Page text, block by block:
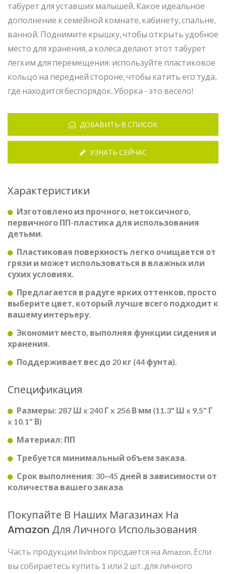
табурет для уставших малышей. Какое идеальное
дополнение к семейной комнате, кабинету, спальне,
ванной. Поднимите крышку, чтобы открыть удобное
место для хранения, а колеса делают этот табурет
легким для перемещения: используйте пластиковое
кольцо на передней стороне, чтобы катить его туда,
где находится беспорядок. Уборка - это весело!
ДОБАВИТЬ В СПИСОК
УЗНАТЬ СЕЙЧАС
Характеристики
Изготовлено из прочного, нетоксичного,
первичного ПП-пластика для использования
детьми.
Пластиковая поверхность легко очищается от
грязи и может использоваться в влажных или
сухих условиях.
Предлагается в радуге ярких оттенков, просто
выберите цвет, который лучше всего подходит к
вашему интерьеру.
Экономит место, выполняя функции сидения и
хранения.
Поддерживает вес до 20 кг (44 фунта).
Спецификация
Размеры: 287 Ш x 240 Г x 256 В мм (11.3" Ш x 9.5" Г
x 10.1" В)
Материал: ПП
Требуется минимальный объем заказа.
Срок выполнения: 30~45 дней в зависимости от
количества вашего заказа
Покупайте В Наших Магазинах На
Amazon Для Личного Использования
Часть продукции livinbox продается на Amazon. Если
вы собираетесь купить 1 или 2 шт. для личного